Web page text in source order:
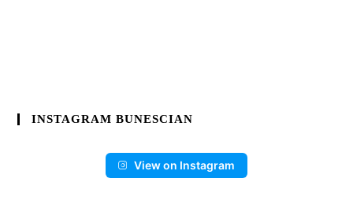
INSTAGRAM BUNESCIAN
View on Instagram